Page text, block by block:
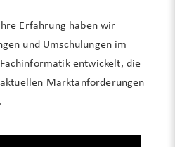
Erfahrung haben wir
und Umschulungen im
entwickelt, die
Marktanforderungen